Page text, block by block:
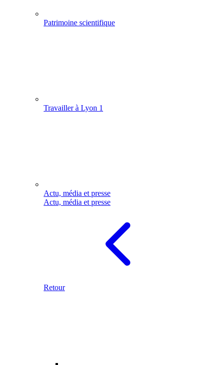
Patrimoine scientifique
Travailler à Lyon 1
Actu, média et presse
Actu, média et presse
Retour